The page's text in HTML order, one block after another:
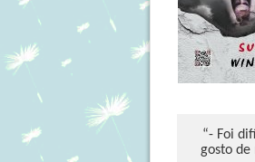
“- Foi
gosto de